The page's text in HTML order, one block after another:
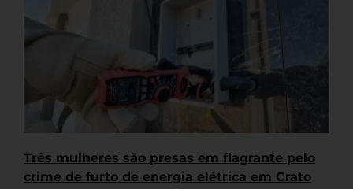
Três mulheres são presas em flagrante pelo
crime de furto de energia elétrica em Crato